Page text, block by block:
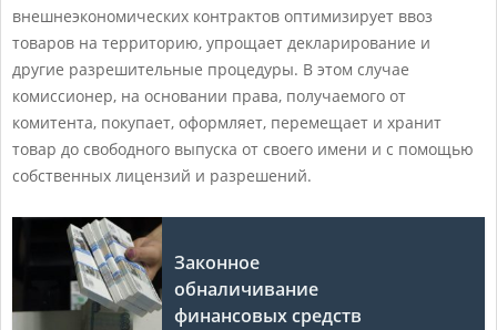
внешнеэкономических контрактов оптимизирует ввоз
товаров на территорию, упрощает декларирование и
другие разрешительные процедуры. В этом случае
комиссионер, на основании права, получаемого от
комитента, покупает, оформляет, перемещает и хранит
товар до свободного выпуска от своего имени и с помощью
собственных лицензий и разрешений.
Законное
обналичивание
финансовых средств